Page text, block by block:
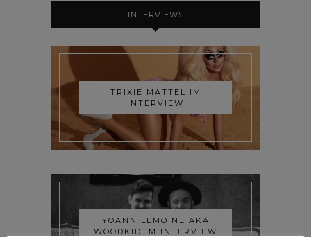
INTERVIEWS
TRIXIE MATTEL IM
INTERVIEW
YOANN LEMOINE AKA
WOODKID IM INTERVIEW